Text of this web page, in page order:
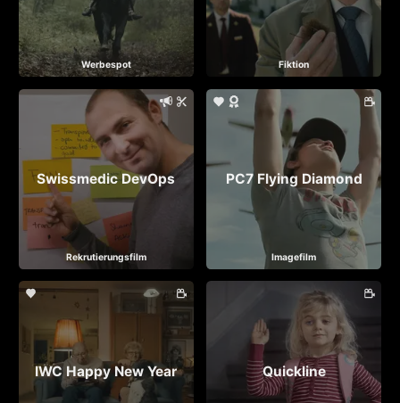
Werbespot Fiktion
Swissmedic DevOps
Rekrutierungsfilm
PC7 Flying Diamond
Imagefilm
IWC Happy New Year Quickline